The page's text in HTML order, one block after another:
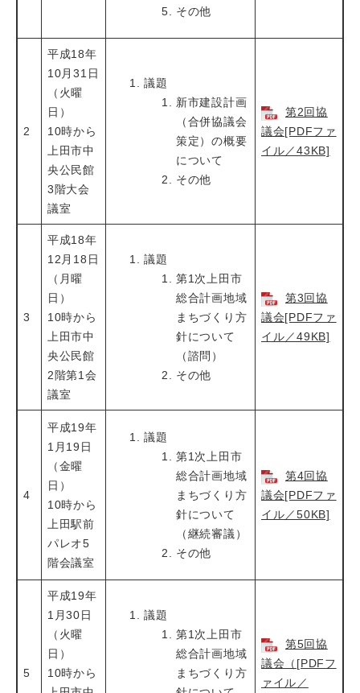
その他
2
平成18年
10月31日
（火曜
日）
10時から
上田市中
央公民館
3階大会
議室
議題
新市建設計画
（合併協議会
策定）の概要
について
その他
第2回協
議会[PDFファ
イル／43KB]
3
平成18年
12月18日
（月曜
日）
10時から
上田市中
央公民館
2階第1会
議室
議題
第1次上田市
総合計画地域
まちづくり方
針について
（諮問）
その他
第3回協
議会[PDFファ
イル／49KB]
4
平成19年
1月19日
（金曜
日）
10時から
上田駅前
パレオ5
階会議室
議題
第1次上田市
総合計画地域
まちづくり方
針について
（継続審議）
その他
第4回協
議会[PDFファ
イル／50KB]
5
平成19年
1月30日
（火曜
日）
10時から
議題
第1次上田市
総合計画地域
まちづくり方
第5回協
議会（[PDFフ
ァイル／